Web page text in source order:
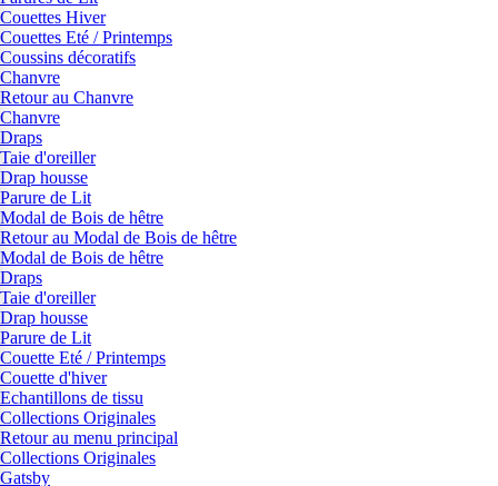
Couettes Hiver
Couettes Eté / Printemps
Coussins décoratifs
Chanvre
Retour au Chanvre
Chanvre
Draps
Taie d'oreiller
Drap housse
Parure de Lit
Modal de Bois de hêtre
Retour au Modal de Bois de hêtre
Modal de Bois de hêtre
Draps
Taie d'oreiller
Drap housse
Parure de Lit
Couette Eté / Printemps
Couette d'hiver
Echantillons de tissu
Collections Originales
Retour au menu principal
Collections Originales
Gatsby